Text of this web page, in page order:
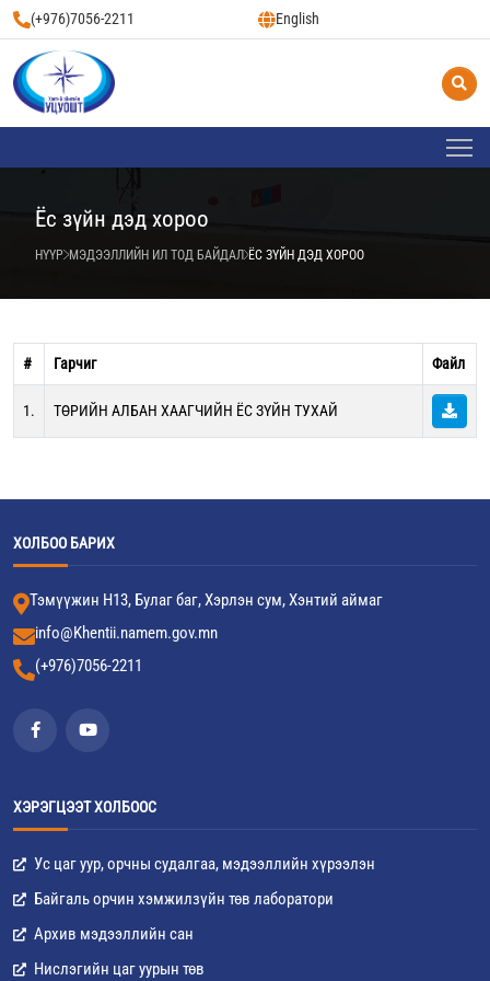
(+976)7056-2211 English
Ёс зүйн дэд хороо
НҮҮР МЭДЭЭЛЛИЙН ИЛ ТОД БАЙДАЛ ЁС ЗҮЙН ДЭД ХОРОО
# Гарчиг Файл
1. ТӨРИЙН АЛБАН ХААГЧИЙН ЁС ЗҮЙН ТУХАЙ
ХОЛБОО БАРИХ
Тэмүүжин Н13, Булаг баг, Хэрлэн сум, Хэнтий аймаг
info@Khentii.namem.gov.mn
(+976)7056-2211
ХЭРЭГЦЭЭТ ХОЛБООС
Ус цаг уур, орчны судалгаа, мэдээллийн хүрээлэн
Байгаль орчин хэмжилзүйн төв лаборатори
Архив мэдээллийн сан
Нислэгийн цаг уурын төв